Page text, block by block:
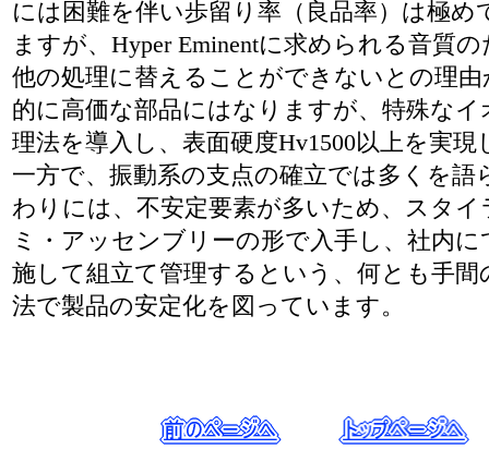
には困難を伴い歩留り率（良品率）は極め
ますが、Hyper Eminentに求められる音質
他の処理に替えることができないとの理由
的に高価な部品にはなりますが、特殊なイ
理法を導入し、表面硬度Hv1500以上を実現
一方で、振動系の支点の確立では多くを語
わりには、不安定要素が多いため、スタイ
ミ・アッセンブリーの形で入手し、社内に
施して組立て管理するという、何とも手間
法で製品の安定化を図っています。